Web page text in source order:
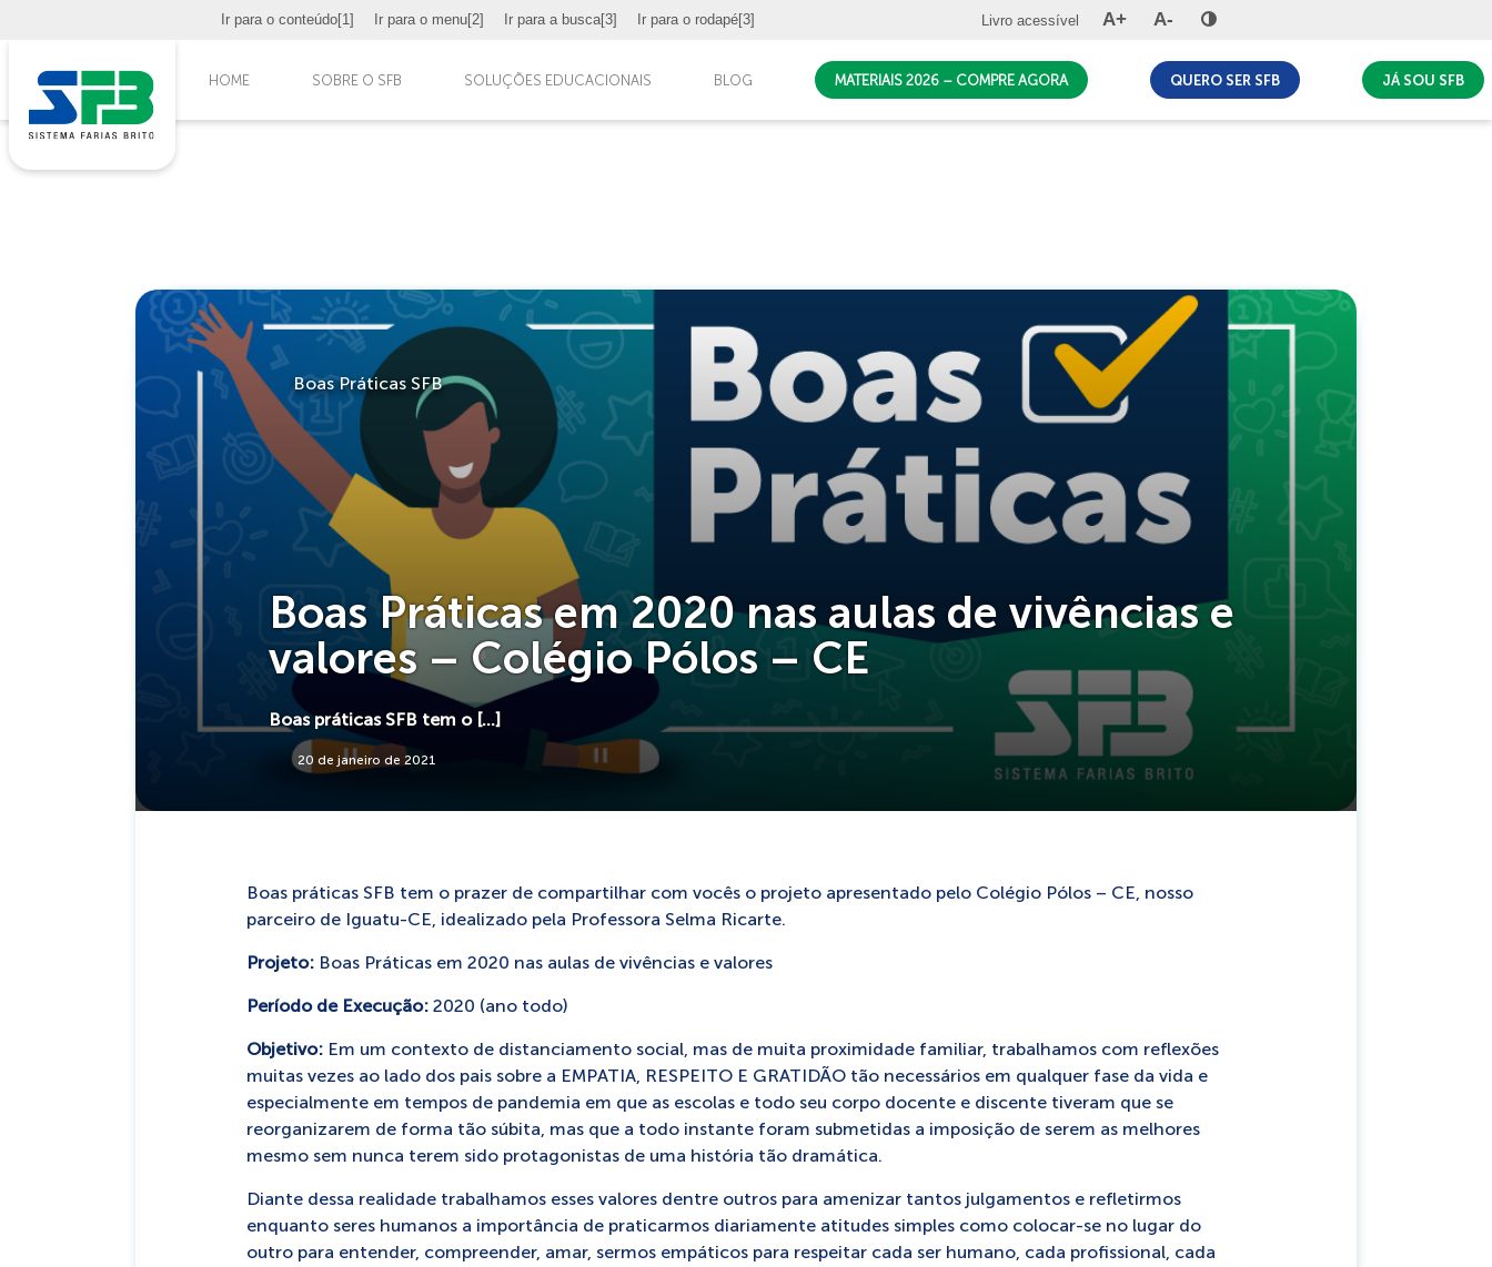
Ir para o conteúdo[1] Ir para o menu[2] Ir para a busca[3] Ir para o rodapé[3] Livro acessível A+ A-
HOME SOBRE O SFB SOLUÇÕES EDUCACIONAIS BLOG MATERIAIS 2026 – COMPRE AGORA QUERO SER SFB JÁ SOU SFB
Boas Práticas SFB
Boas Práticas em 2020 nas aulas de vivências e
valores – Colégio Pólos – CE
Boas práticas SFB tem o […]
20 de janeiro de 2021
Boas práticas SFB tem o prazer de compartilhar com vocês o projeto apresentado pelo Colégio Pólos – CE, nosso
parceiro de Iguatu-CE, idealizado pela Professora Selma Ricarte.
Projeto:Boas Práticas em 2020 nas aulas de vivências e valores
Período de Execução: 2020 (ano todo)
Objetivo: Em um contexto de distanciamento social, mas de muita proximidade familiar, trabalhamos com reflexões
muitas vezes ao lado dos pais sobre a EMPATIA, RESPEITO E GRATIDÃO tão necessários em qualquer fase da vida e
especialmente em tempos de pandemia em que as escolas e todo seu corpo docente e discente tiveram que se
reorganizarem de forma tão súbita, mas que a todo instante foram submetidas a imposição de serem as melhores
mesmo sem nunca terem sido protagonistas de uma história tão dramática.
Diante dessa realidade trabalhamos esses valores dentre outros para amenizar tantos julgamentos e refletirmos
enquanto seres humanos a importância de praticarmos diariamente atitudes simples como colocar-se no lugar do
outro para entender, compreender, amar, sermos empáticos para respeitar cada ser humano, cada profissional, cada